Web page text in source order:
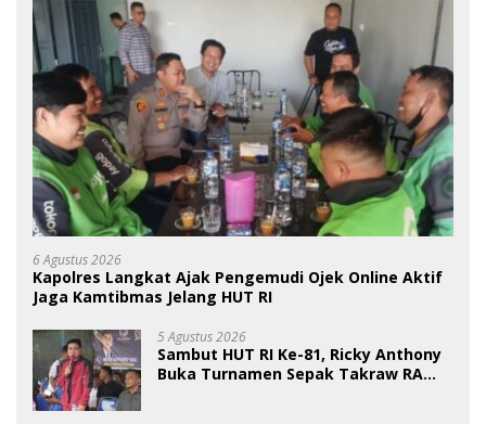
6 Agustus 2026
Kapolres Langkat Ajak Pengemudi Ojek Online Aktif
Jaga Kamtibmas Jelang HUT RI
5 Agustus 2026
Sambut HUT RI Ke-81, Ricky Anthony
Buka Turnamen Sepak Takraw RA